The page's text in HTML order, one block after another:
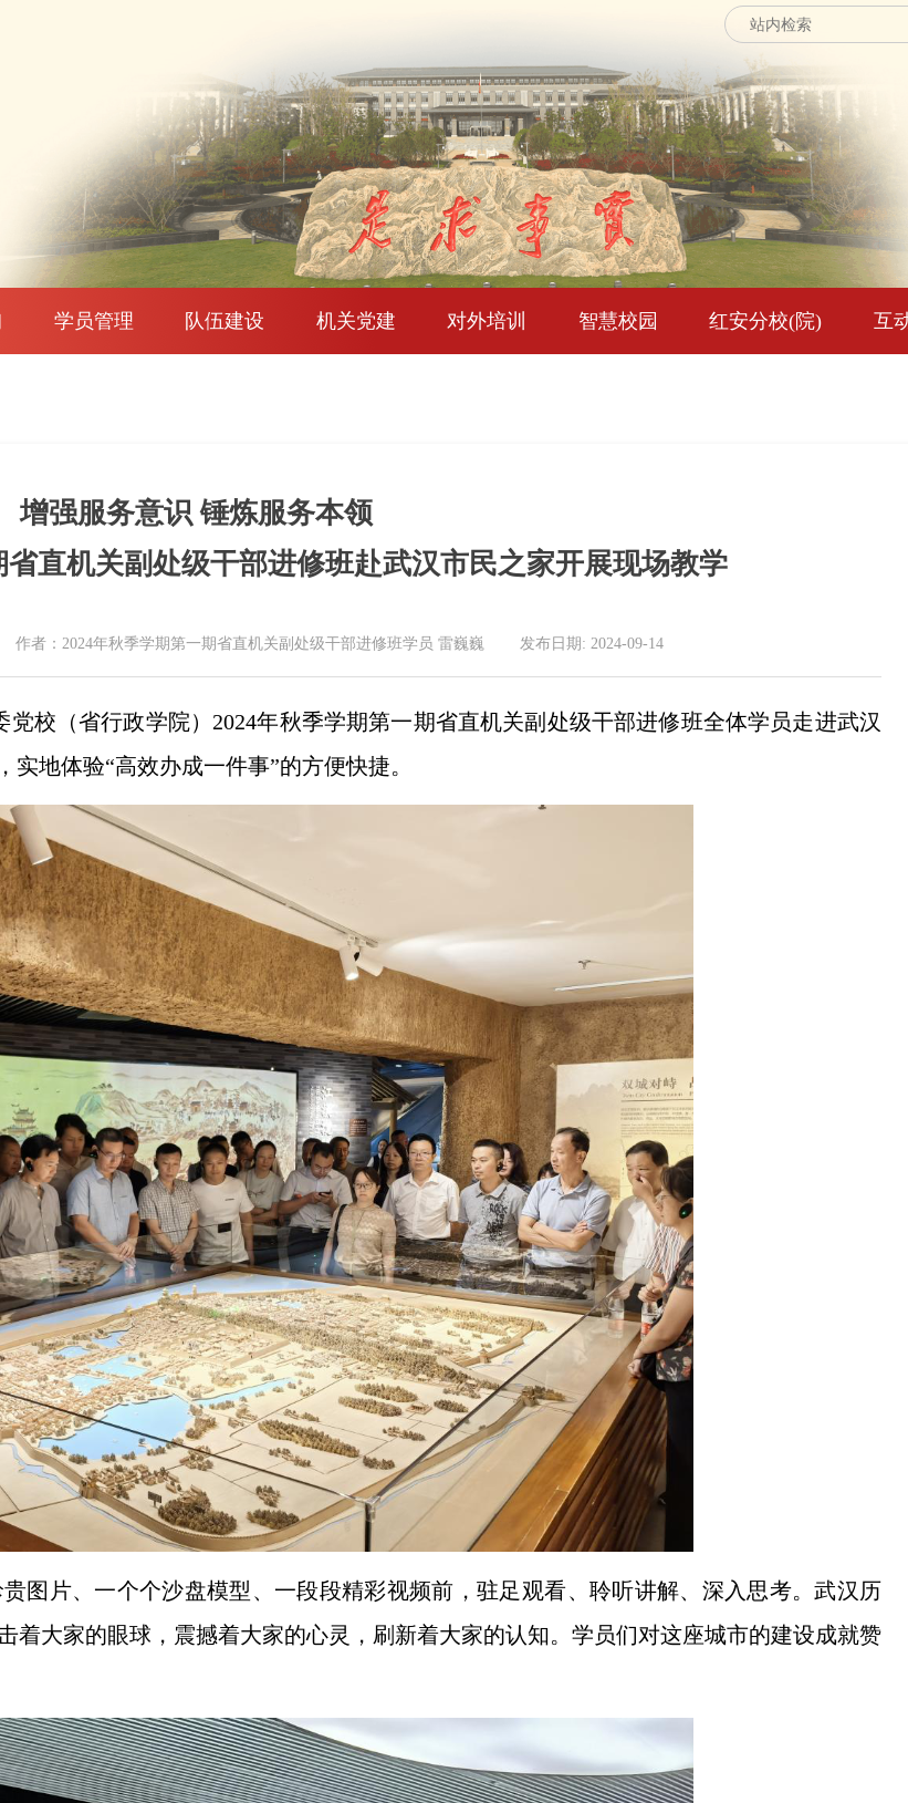
学员管理 队伍建设 机关党建 对外培训 智慧校园 红安分校(院) 互
增强服务意识 锤炼服务本领
直机关副处级干部进修班赴武汉市民之家开展现场教学
者：2024年秋季学期第一期省直机关副处级干部进修班学员 雷巍巍 发布日期: 2024-09-14
校（省行政学院）2024年秋季学期第一期省直机关副处级干部进修班全体学员走进武汉
地体验“高效办成一件事”的方便快捷。
图片、一个个沙盘模型、一段段精彩视频前，驻足观看、聆听讲解、深入思考。武汉历
着大家的眼球，震撼着大家的心灵，刷新着大家的认知。学员们对这座城市的建设成就赞